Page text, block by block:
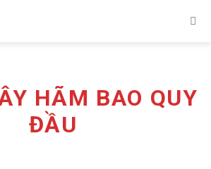
HÃM BAO QUY
ĐẦU